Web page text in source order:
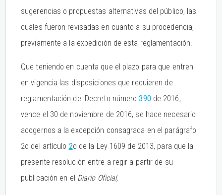
sugerencias o propuestas alternativas del público, las
cuales fueron revisadas en cuanto a su procedencia,
previamente a la expedición de esta reglamentación.
Que teniendo en cuenta que el plazo para que entren
en vigencia las disposiciones que requieren de
reglamentación del Decreto número390 de 2016,
vence el 30 de noviembre de 2016, se hace necesario
acogernos a la excepción consagrada en el parágrafo
2o del artículo 2o de la Ley 1609 de 2013, para que la
presente resolución entre a regir a partir de su
publicación en el Diario Oficial,